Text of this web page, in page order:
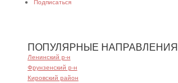
Подписаться
ПОПУЛЯРНЫЕ НАПРАВЛЕНИЯ
Ленинский р-н
Фрунзенский р-н
Кировский район